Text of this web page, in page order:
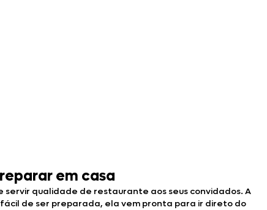
em casa
qualidade de restaurante aos seus convidados. A
de ser preparada, ela vem pronta para ir direto do